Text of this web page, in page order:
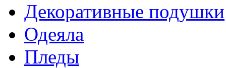
Декоративные подушки
Одеяла
Пледы